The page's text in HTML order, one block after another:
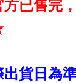
已售完，
貨日為準